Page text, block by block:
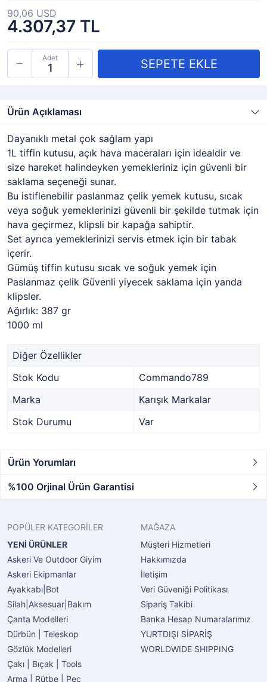
4.307,37 TL
90,06 USD
Adet
Ürün Açıklaması
Dayanıklı metal çok sağlam yapı
1L tiffin kutusu, açık hava maceraları için idealdir ve
size hareket halindeyken yemekleriniz için güvenli bir
saklama seçeneği sunar.
Bu istiflenebilir paslanmaz çelik yemek kutusu, sıcak
veya soğuk yemeklerinizi güvenli bir şekilde tutmak için
hava geçirmez, klipsli bir kapağa sahiptir.
Set ayrıca yemeklerinizi servis etmek için bir tabak
içerir.
Gümüş tiffin kutusu sıcak ve soğuk yemek için
Paslanmaz çelik Güvenli yiyecek saklama için yanda
klipsler.
Ağırlık: 387 gr
1000 ml
Diğer Özellikler
Stok Kodu
Commando789
Marka
Karışık Markalar
Stok Durumu
Var
Ürün Yorumları
%100 Orjinal Ürün Garantisi
POPÜLER KATEGORİLER
YENİ ÜRÜNLER
Askeri Ve Outdoor Giyim
Askeri Ekipmanlar
Ayakkabı|Bot
Silah|Aksesuar|Bakım
Çanta Modelleri
Dürbün | Teleskop
Gözlük Modelleri
Çakı | Bıçak | Tools
Arma | Rütbe | Peç
MAĞAZA
Müşteri Hizmetleri
Hakkımızda
İletişim
Veri Güveniği Politikası
Sipariş Takibi
Banka Hesap Numaralarımız
YURTDIŞI SİPARİŞ
WORLDWIDE SHIPPING